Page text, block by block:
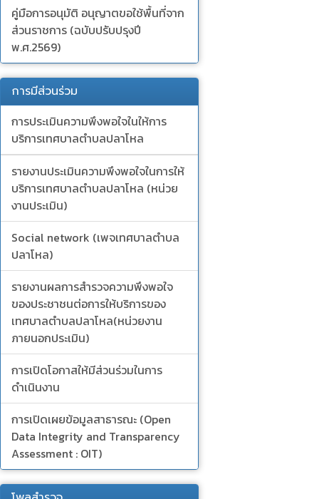
คู่มือการอนุมัติ อนุญาตขอใช้พื้นที่จาก
ส่วนราชการ (ฉบับปรับปรุงปี
พ.ศ.2569)
การมีส่วนร่วม
การประเมินความพึงพอใจในให้การ
บริการเทศบาลตำบลปลาโหล
รายงานประเมินความพึงพอใจในการให้
บริการเทศบาลตำบลปลาโหล (หน่วย
งานประเมิน)
Social network (เพจเทศบาลตำบล
ปลาโหล)
รายงานผลการสำรวจความพึงพอใจ
ของประชาชนต่อการให้บริการของ
เทศบาลตำบลปลาโหล(หน่วยงาน
ภายนอกประเมิน)
การเปิดโอกาสให้มีส่วนร่วมในการ
ดำเนินงาน
การเปิดเผยข้อมูลสาธารณะ (Open
Data Integrity and Transparency
Assessment : OIT)